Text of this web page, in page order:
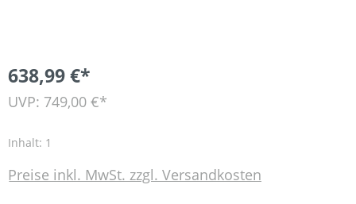
638,99 €*
UVP: 749,00 €*
Inhalt: 1
Preise inkl. MwSt. zzgl. Versandkosten